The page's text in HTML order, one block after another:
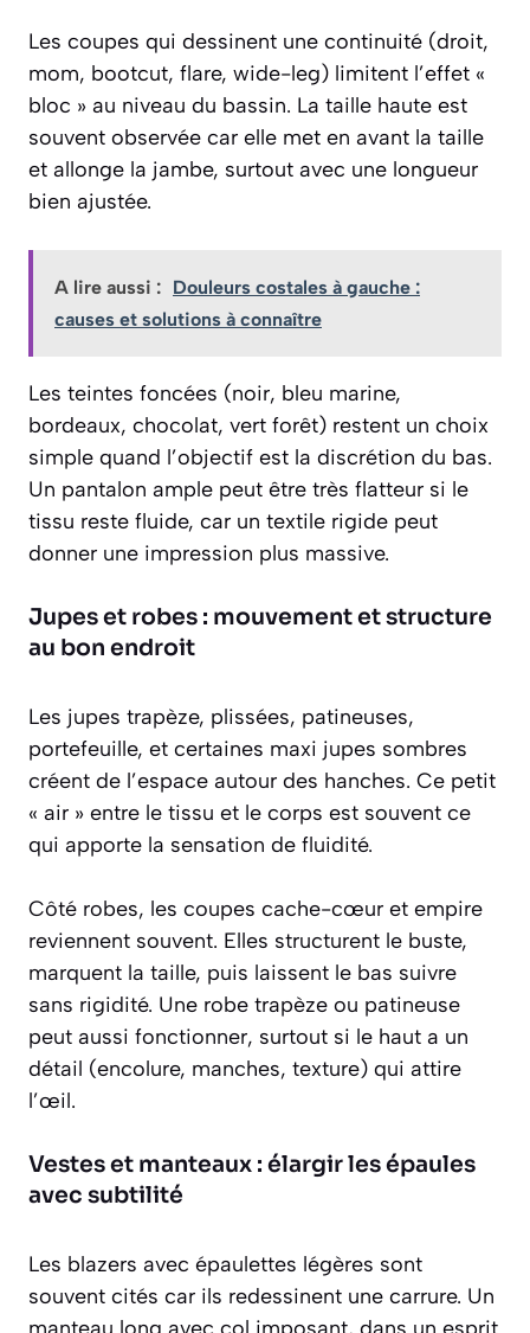
Les coupes qui dessinent une continuité (droit,
mom, bootcut, flare, wide-leg) limitent l’effet «
bloc » au niveau du bassin. La taille haute est
souvent observée car elle met en avant la taille
et allonge la jambe, surtout avec une longueur
bien ajustée.
A lire aussi : Douleurs costales à gauche :
causes et solutions à connaître
Les teintes foncées (noir, bleu marine,
bordeaux, chocolat, vert forêt) restent un choix
simple quand l’objectif est la discrétion du bas.
Un pantalon ample peut être très flatteur si le
tissu reste fluide, car un textile rigide peut
donner une impression plus massive.
Jupes et robes : mouvement et structure
au bon endroit
Les jupes trapèze, plissées, patineuses,
portefeuille, et certaines maxi jupes sombres
créent de l’espace autour des hanches. Ce petit
« air » entre le tissu et le corps est souvent ce
qui apporte la sensation de fluidité.
Côté robes, les coupes cache-cœur et empire
reviennent souvent. Elles structurent le buste,
marquent la taille, puis laissent le bas suivre
sans rigidité. Une robe trapèze ou patineuse
peut aussi fonctionner, surtout si le haut a un
détail (encolure, manches, texture) qui attire
l’œil.
Vestes et manteaux : élargir les épaules
avec subtilité
Les blazers avec épaulettes légères sont
souvent cités car ils redessinent une carrure. Un
manteau long avec col imposant, dans un esprit